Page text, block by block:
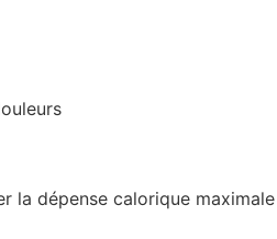
la dépense calorique maximale